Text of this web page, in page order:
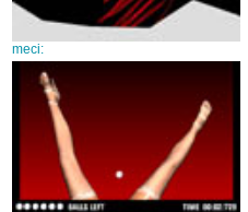
meci: